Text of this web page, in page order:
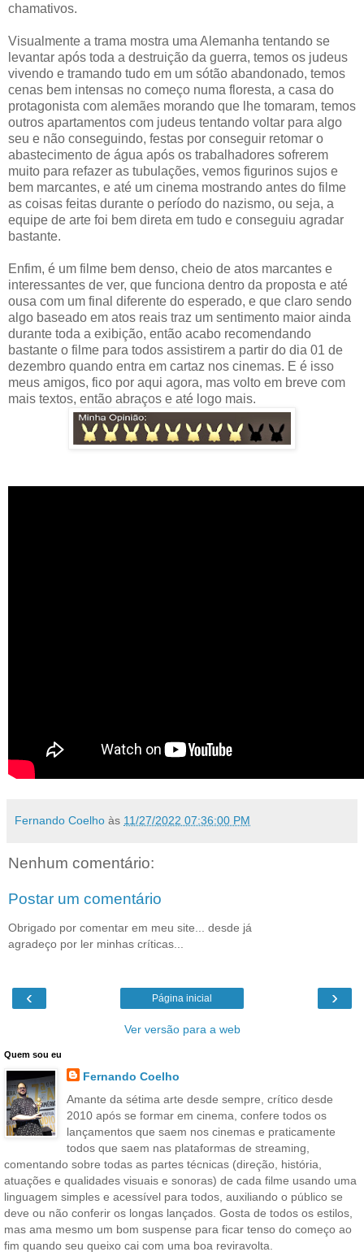
chamativos.
Visualmente a trama mostra uma Alemanha tentando se
levantar após toda a destruição da guerra, temos os judeus
vivendo e tramando tudo em um sótão abandonado, temos
cenas bem intensas no começo numa floresta, a casa do
protagonista com alemães morando que lhe tomaram, temos
outros apartamentos com judeus tentando voltar para algo
seu e não conseguindo, festas por conseguir retomar o
abastecimento de água após os trabalhadores sofrerem
muito para refazer as tubulações, vemos figurinos sujos e
bem marcantes, e até um cinema mostrando antes do filme
as coisas feitas durante o período do nazismo, ou seja, a
equipe de arte foi bem direta em tudo e conseguiu agradar
bastante.
Enfim, é um filme bem denso, cheio de atos marcantes e
interessantes de ver, que funciona dentro da proposta e até
ousa com um final diferente do esperado, e que claro sendo
algo baseado em atos reais traz um sentimento maior ainda
durante toda a exibição, então acabo recomendando
bastante o filme para todos assistirem a partir do dia 01 de
dezembro quando entra em cartaz nos cinemas. E é isso
meus amigos, fico por aqui agora, mas volto em breve com
mais textos, então abraços e até logo mais.
Fernando Coelho às 11/27/2022 07:36:00 PM
Nenhum comentário:
Postar um comentário
Obrigado por comentar em meu site... desde já
agradeço por ler minhas críticas...
‹ ›
Página inicial
Ver versão para a web
Quem sou eu
Fernando Coelho
Amante da sétima arte desde sempre, crítico desde
2010 após se formar em cinema, confere todos os
lançamentos que saem nos cinemas e praticamente
todos que saem nas plataformas de streaming,
comentando sobre todas as partes técnicas (direção, história,
atuações e qualidades visuais e sonoras) de cada filme usando uma
linguagem simples e acessível para todos, auxiliando o público se
deve ou não conferir os longas lançados. Gosta de todos os estilos,
mas ama mesmo um bom suspense para ficar tenso do começo ao
fim quando seu queixo cai com uma boa reviravolta.